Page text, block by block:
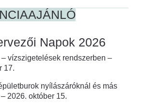
Napok 2026
vízszigetelések rendszerben –
17.
nyílászáróknál és más
2026. október 15.